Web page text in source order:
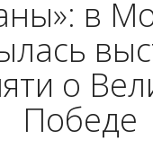
в
о
Победе